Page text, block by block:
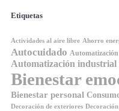
Etiquetas
Actividades al aire libre Ahorro
Autocuidado
Automatización industrial
Bienestar
Bienestar personal
Decoración de exteriores